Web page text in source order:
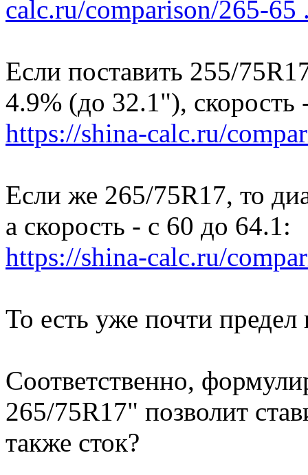
calc.ru/comparison/265-
Если поставить 255/
4.9% (до 32.1"), скорость
https://shina-calc.ru/
Если же 265/75R17, то
а скорость - с 60 до 64.1:
https://shina-calc.ru/
То есть уже почти
Соответственно,
265/75R17" позволит
также сток?